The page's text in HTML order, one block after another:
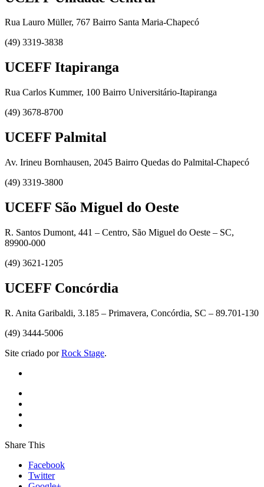
Rua Lauro Müller, 767 Bairro Santa Maria-Chapecó
(49) 3319-3838
UCEFF Itapiranga
Rua Carlos Kummer, 100 Bairro Universitário-Itapiranga
(49) 3678-8700
UCEFF Palmital
Av. Irineu Bornhausen, 2045 Bairro Quedas do Palmital-Chapecó
(49) 3319-3800
UCEFF São Miguel do Oeste
R. Santos Dumont, 441 – Centro, São Miguel do Oeste – SC,
89900-000
(49) 3621-1205
UCEFF Concórdia
R. Anita Garibaldi, 3.185 – Primavera, Concórdia, SC – 89.701-130
(49) 3444-5006
Site criado porRock Stage.
Share This
Facebook
Twitter